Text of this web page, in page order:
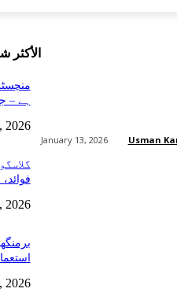
January 13, 2026 Usman
الأكثر
ہے –
2026
2026
استعمال
2026